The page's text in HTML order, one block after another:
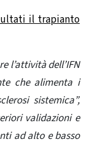
il trapianto
l’attività dell’IFN
che alimenta i
sistemica”,
validazioni e
ad alto e basso